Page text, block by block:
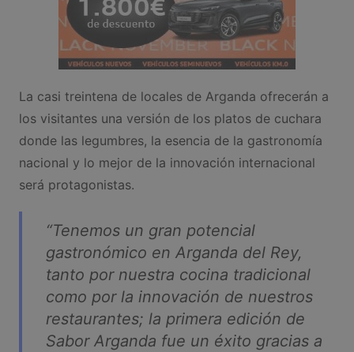
La casi treintena de locales de Arganda ofrecerán a
los visitantes una versión de los platos de cuchara
donde las legumbres, la esencia de la gastronomía
nacional y lo mejor de la innovación internacional
será protagonistas.
“Tenemos un gran potencial
gastronómico en Arganda del Rey,
tanto por nuestra cocina tradicional
como por la innovación de nuestros
restaurantes; la primera edición de
Sabor Arganda fue un éxito gracias a